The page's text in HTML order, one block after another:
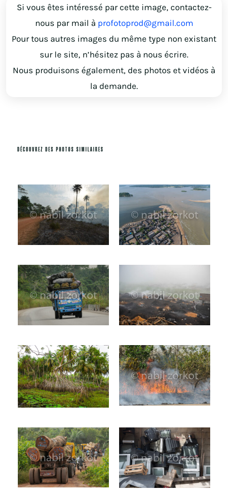
Si vous êtes intéressé par cette image, contactez-
nous par mail à profotoprod@gmail.com
Pour tous autres images du même type non existant
sur le site, n’hésitez pas à nous écrire.
Nous produisons également, des photos et vidéos à
la demande.
DÉCOUVREZ DES PHOTOS SIMILAIRES